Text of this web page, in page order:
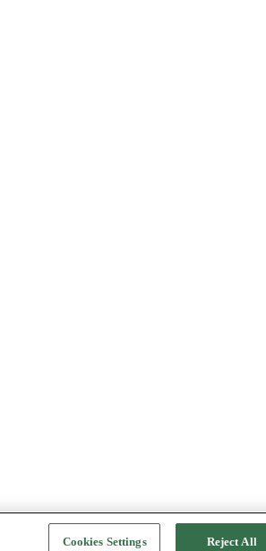
Cookies Settings Reject All